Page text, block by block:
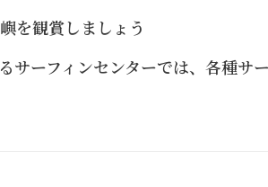
を観賞しましょう
サーフィンセンターでは、各種サ